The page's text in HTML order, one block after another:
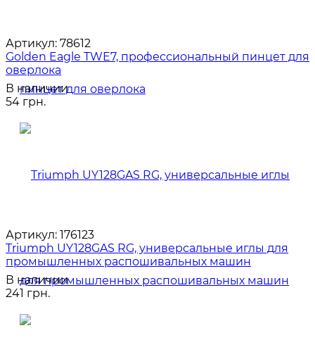
Артикул: 78612
Golden Eagle TWE7, профессиональный пинцет для
оверлока
В наличии
54 грн.
Артикул: 176123
Triumph UY128GAS RG, универсальные иглы для
промышленных распошивальных машин
В наличии
241 грн.